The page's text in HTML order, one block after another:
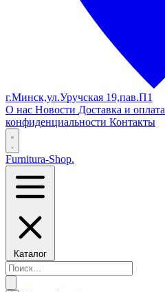
г.Минск,ул.Уручская 19,пав.П1
О нас Новости Доставка и оплата
конфиденциальности Контакты
Furnitura-Shop.
Каталог